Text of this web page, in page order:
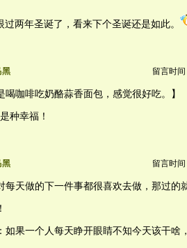
过两年圣诞了，看来下个圣诞还是如此。
黑 留言时间
喝咖啡吃奶酪蒜香面包，感觉很好吃。】
种幸福！
黑 留言时间
每天做的下一件事都很喜欢去做，那过的
如果一个人每天睁开眼睛不知今天该干啥